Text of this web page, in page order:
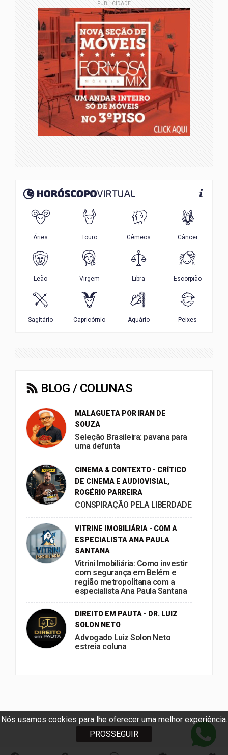
Nós usamos cookies para lhe oferecer uma melhor experiência.
PROSSEGUIR
PUBLICIDADE
BLOG / COLUNAS
MALAGUETA POR IRAN DE
SOUZA
Seleção Brasileira: pavana para
uma defunta
CINEMA & CONTEXTO - CRÍTICO
DE CINEMA E AUDIOVISIAL,
ROGÉRIO PARREIRA
CONSPIRAÇÃO PELA LIBERDADE
VITRINE IMOBILIÁRIA - COM A
ESPECIALISTA ANA PAULA
SANTANA
Vitrini Imobiliária: Como investir
com segurança em Belém e
região metropolitana com a
especialista Ana Paula Santana
DIREITO EM PAUTA - DR. LUIZ
SOLON NETO
Advogado Luiz Solon Neto
estreia coluna